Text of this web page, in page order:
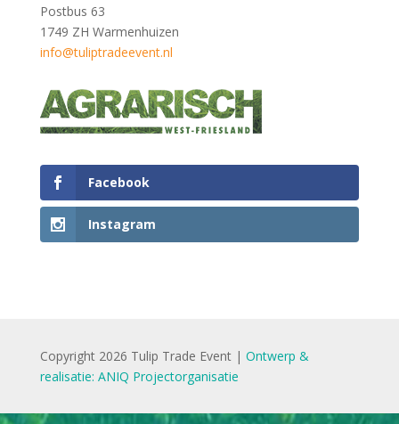
Postbus 63
1749 ZH Warmenhuizen
info@tuliptradeevent.nl
Facebook
Instagram
Copyright 2026 Tulip Trade Event | Ontwerp &
realisatie: ANIQ Projectorganisatie